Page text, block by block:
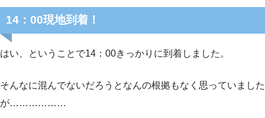
14：00現地到着！
はい、ということで14：00きっかりに到着しました。
そんなに混んでないだろうとなんの根拠もなく思っていました
が………………